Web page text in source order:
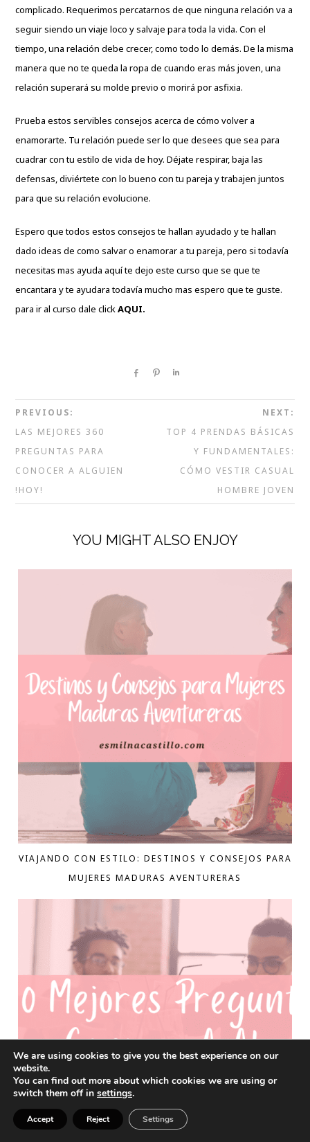
complicado. Requerimos percatarnos de que ninguna relación va a
seguir siendo un viaje loco y salvaje para toda la vida. Con el
tiempo, una relación debe crecer, como todo lo demás. De la misma
manera que no te queda la ropa de cuando eras más joven, una
relación superará su molde previo o morirá por asfixia.
Prueba estos servibles consejos acerca de cómo volver a
enamorarte. Tu relación puede ser lo que desees que sea para
cuadrar con tu estilo de vida de hoy. Déjate respirar, baja las
defensas, diviértete con lo bueno con tu pareja y trabajen juntos
para que su relación evolucione.
Espero que todos estos consejos te hallan ayudado y te hallan
dado ideas de como salvar o enamorar a tu pareja, pero si todavía
necesitas mas ayuda aquí te dejo este curso que se que te
encantara y te ayudara todavía mucho mas espero que te guste.
para ir al curso dale clickAQUI.
Share Pin
PREVIOUS:
LAS MEJORES 360
PREGUNTAS PARA
CONOCER A ALGUIEN
!HOY!
NEXT:
TOP 4 PRENDAS BÁSICAS
Y FUNDAMENTALES:
CÓMO VESTIR CASUAL
HOMBRE JOVEN
YOU MIGHT ALSO ENJOY
VIAJANDO CON ESTILO: DESTINOS Y CONSEJOS PARA
MUJERES MADURAS AVENTURERAS
We are using cookies to give you the best experience on our
website.
You can find out more about which cookies we are using or
switch them off in settings.
Accept Reject Settings